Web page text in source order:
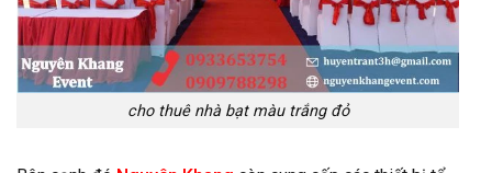
cho thuê nhà bạt màu trắng đỏ